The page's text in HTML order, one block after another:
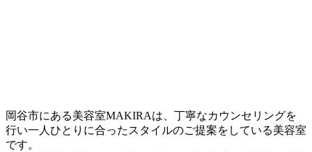
岡谷市にある美容室MAKIRAは、丁寧なカウンセリングを
行い一人ひとりに合ったスタイルのご提案をしている美容室
です。